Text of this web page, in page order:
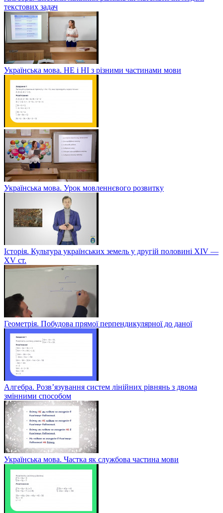
текстових задач
Українська мова. НЕ і НІ з різними частинами мови
Українська мова. Урок мовленнєвого розвитку
Історія. Культура українських земель у другій половині XIV —
XV ст.
Геометрія. Побудова прямої перпендикулярної до даної
Алгебра. Розв’язування систем лінійних рівнянь з двома
змінними способом
Українська мова. Частка як службова частина мови